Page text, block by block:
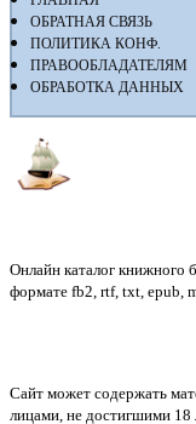
ОБРАТНАЯ СВЯЗЬ
ПОЛИТИКА КОНФ.
ПРАВООБЛАДАТЕЛЯМ
ОБРАБОТКА ДАННЫХ
Онлайн каталог книжного
формате fb2, rtf, txt, epub,
Сайт может содержать
лицами, не достигшими 18